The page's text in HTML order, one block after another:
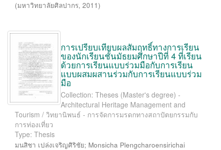
(มหาวิทยาลัยศิลปากร, 2011)
การเปรียบเทียบผลสัมฤทธิ์ทางการเรียน
ของนักเรียนชั้นมัธยมศึกษาปีที่ 4 ที่เรียน
ด้วยการเรียนแบบร่วมมือกับการเรียน
แบบผสมผสานร่วมกับการเรียนแบบร่วม
มือ
Collection: Theses (Master's degree) -
Architectural Heritage Management and
Tourism / วิทยานิพนธ์ - การจัดการมรดกทางสถาปัตยกรรมกับ
การท่องเที่ยว
Type: Thesis
มนสิชา เปล่งเจริญศิริชัย; Monsicha Plengcharoensirichai